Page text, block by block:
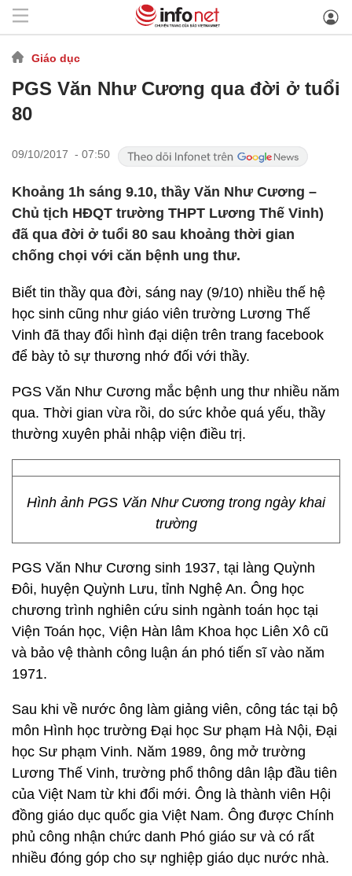
Giáo dục
PGS Văn Như Cương qua đời ở tuổi
80
09/10/2017 - 07:50
Khoảng 1h sáng 9.10, thầy Văn Như Cương –
Chủ tịch HĐQT trường THPT Lương Thế Vinh)
đã qua đời ở tuổi 80 sau khoảng thời gian
chống chọi với căn bệnh ung thư.
Biết tin thầy qua đời, sáng nay (9/10) nhiều thế hệ
học sinh cũng như giáo viên trường Lương Thế
Vinh đã thay đổi hình đại diện trên trang facebook
để bày tỏ sự thương nhớ đối với thầy.
PGS Văn Như Cương mắc bệnh ung thư nhiều năm
qua. Thời gian vừa rồi, do sức khỏe quá yếu, thầy
thường xuyên phải nhập viện điều trị.
Hình ảnh PGS Văn Như Cương trong ngày khai
trường
PGS Văn Như Cương sinh 1937, tại làng Quỳnh
Đôi, huyện Quỳnh Lưu, tỉnh Nghệ An. Ông học
chương trình nghiên cứu sinh ngành toán học tại
Viện Toán học, Viện Hàn lâm Khoa học Liên Xô cũ
và bảo vệ thành công luận án phó tiến sĩ vào năm
1971.
Sau khi về nước ông làm giảng viên, công tác tại bộ
môn Hình học trường Đại học Sư phạm Hà Nội, Đại
học Sư phạm Vinh. Năm 1989, ông mở trường
Lương Thế Vinh, trường phổ thông dân lập đầu tiên
của Việt Nam từ khi đổi mới. Ông là thành viên Hội
đồng giáo dục quốc gia Việt Nam. Ông được Chính
phủ công nhận chức danh Phó giáo sư và có rất
nhiều đóng góp cho sự nghiệp giáo dục nước nhà.